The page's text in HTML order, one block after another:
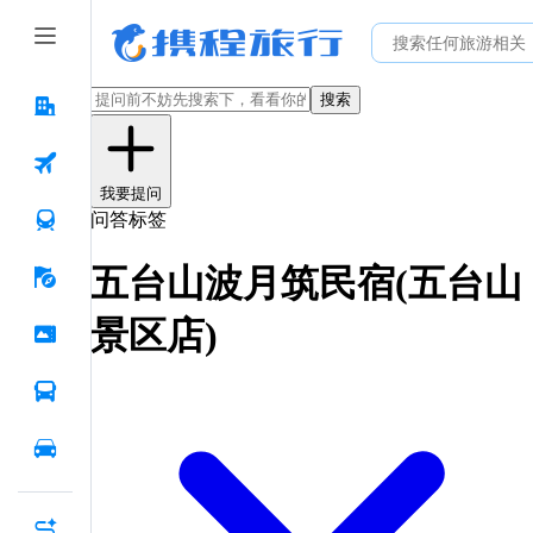
搜索
我要提问
问答标签
五台山波月筑民宿(五台山
景区店)